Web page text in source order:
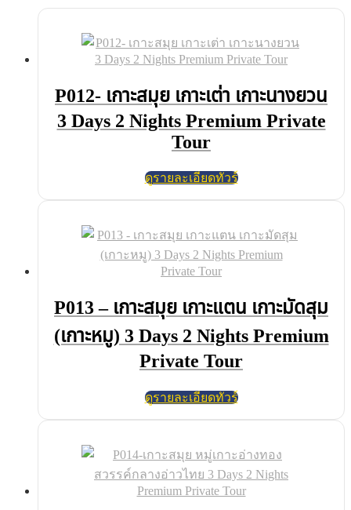
P012- เกาะสมุย เกาะเต่า เกาะนางยวน
3 Days 2 Nights Premium Private
Tour
ดูรายละเอียดทัวร์
P013 – เกาะสมุย เกาะแตน เกาะมัดสุม
(เกาะหมู) 3 Days 2 Nights Premium
Private Tour
ดูรายละเอียดทัวร์